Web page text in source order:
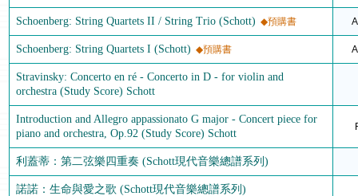
Schoenberg: String Quartets II / String Trio (Schott) ◆預購書
Schoenberg: String Quartets I (Schott) ◆預購書
Stravinsky: Concerto en ré - Concerto in D - for violin and
orchestra (Study Score) Schott
Introduction and Allegro appassionato G major - Concert piece for
piano and orchestra, Op.92 (Study Score) Schott
利蓋蒂：第二弦樂四重奏 (Schott現代音樂總譜系列)
諾諾：生命與愛之歌 (Schott現代音樂總譜系列)